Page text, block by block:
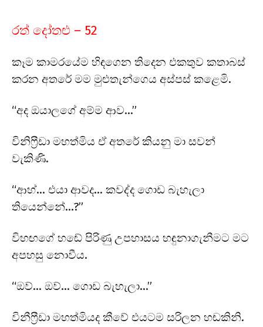
රත් දෝතළු – 52
කෑම කාමරයේම හිඳගෙන තිදෙන එකතුව කතාබස්
කරන අතරේ මම මුළුතැන්ගෙය අස්පස් කළෙමි.
“අද ඔයාලගේ අම්ම ආව…”
විනිෆ්‍රීඩා මහත්මිය ඒ අතරේ කියනු මා සවන්
වැකිණි.
“ආහ්… එයා ආවද… කවද්ද ගොඩ බැහැලා
තියෙන්නේ…?”
විහඟගේ හඬේ පිරිණු උපහාසය හඳුනාගැනීමට මට
අපහසු නොවීය.
“ඔව්… ඔව්… ගොඩ බැහැලා…”
විනීෆ්‍රීඩා මහත්මියද කීවේ එයටම සරිලන හඬකිනි.